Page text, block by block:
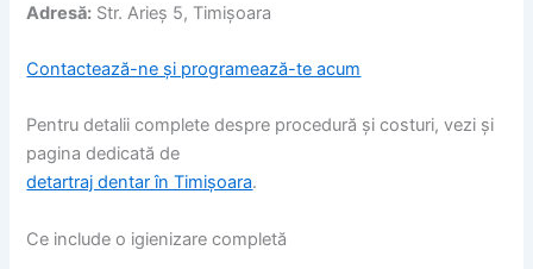
Adresă: Str. Arieș 5, Timișoara
Contactează-ne și programează-te acum
Pentru detalii complete despre procedură și costuri, vezi și
pagina dedicată de
detartraj dentar în Timișoara.
Ce include o igienizare completă